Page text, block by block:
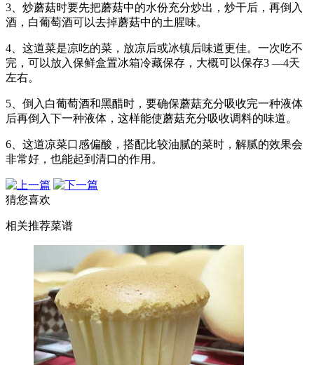
3、炒蘑菇时要先把蘑菇中的水份充分炒出，炒干后，再倒入
酒，白葡萄酒可以去掉蘑菇中的土腥味。
4、这道菜是凉吃的菜，放凉后或冰镇后味道更佳。一次吃不
完，可以放入保鲜盒置冰箱冷藏保存，大概可以保存3 —4天
左右。
5、倒入白葡萄酒和黑醋时，要确保蘑菇充分吸收完一种液体
后再倒入下一种液体，这样能使蘑菇充分吸收调料的味道。
6、这道凉菜口感偏酸，搭配比较油腻的菜时，解腻的效果会
非常好，也能起到清口的作用。
猜您喜欢
相关推荐菜谱